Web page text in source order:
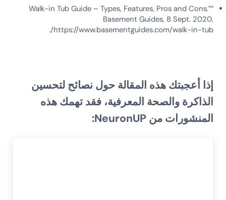
“Walk-in Tub Guide – Types, Features, Pros and Cons.”
Basement Guides, 8 Sept. 2020,
https://www.basementguides.com/walk-in-tub/.
إذا أعجبتك هذه المقالة حول نصائح لتحسين
الذاكرة والصحة المعرفية، فقد تهمك هذه
المنشورات من NeuronUP
: